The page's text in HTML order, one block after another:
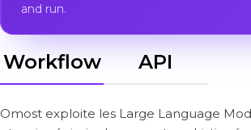
and run.
Workflow API
Omost exploite les Large Language